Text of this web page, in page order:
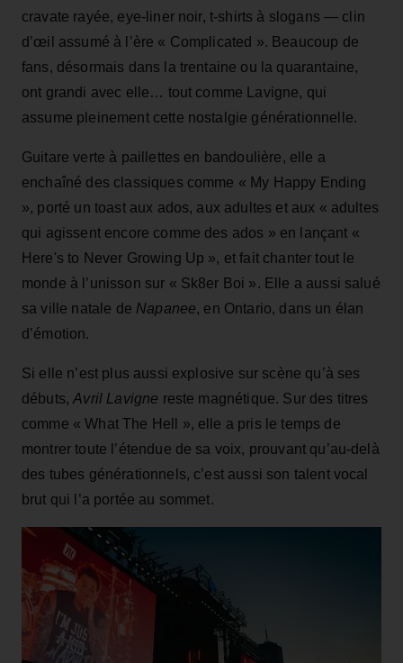
cravate rayée, eye-liner noir, t-shirts à slogans — clin
d’œil assumé à l’ère « Complicated ». Beaucoup de
fans, désormais dans la trentaine ou la quarantaine,
ont grandi avec elle… tout comme Lavigne, qui
assume pleinement cette nostalgie générationnelle.
Guitare verte à paillettes en bandoulière, elle a
enchaîné des classiques comme « My Happy Ending
», porté un toast aux ados, aux adultes et aux « adultes
qui agissent encore comme des ados » en lançant «
Here's to Never Growing Up », et fait chanter tout le
monde à l’unisson sur « Sk8er Boi ». Elle a aussi salué
sa ville natale de Napanee, en Ontario, dans un élan
d’émotion.
Si elle n’est plus aussi explosive sur scène qu’à ses
débuts,Avril Lavigne reste magnétique. Sur des titres
comme « What The Hell », elle a pris le temps de
montrer toute l’étendue de sa voix, prouvant qu’au-delà
des tubes générationnels, c’est aussi son talent vocal
brut qui l’a portée au sommet.